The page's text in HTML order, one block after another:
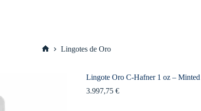
Lingotes de Oro
Lingote Oro C-Hafner 1 oz – Minted
3.997,75 €